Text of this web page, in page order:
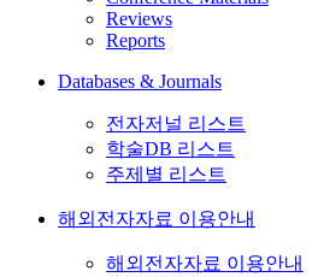
Reviews
Reports
Databases & Journals
전자저널 리스트
학술DB 리스트
주제별 리스트
해외전자자료 이용안내
해외전자자료 이용안내